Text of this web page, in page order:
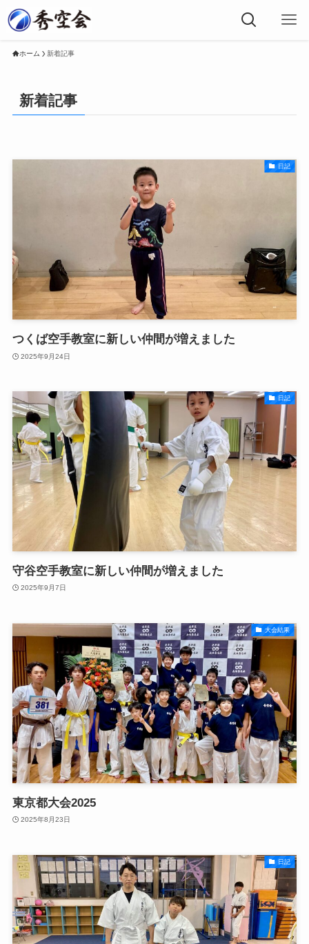
ホーム 新着記事
新着記事
日記
つくば空手教室に新しい仲間が増えました
2025年9月24日
日記
守谷空手教室に新しい仲間が増えました
2025年9月7日
大会結果
東京都大会2025
2025年8月23日
日記